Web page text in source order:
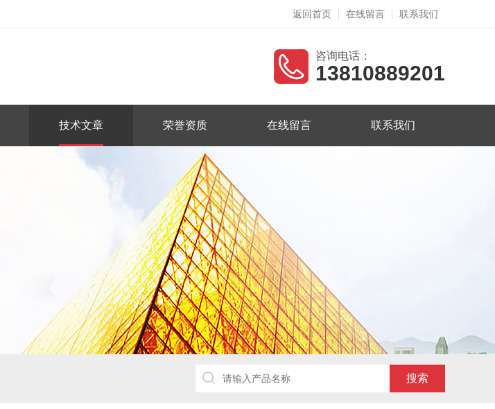
返回首页 在线留言 联系我们
咨询电话：
13810889201
技术文章 荣誉资质 在线留言 联系我们